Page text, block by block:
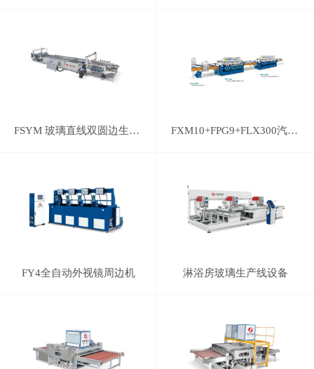
FSYM 玻璃直线双圆边生产线 FXM10+FPG9+FLX300汽车后视镜磨边线
FY4全自动外视镜周边机 淋浴房玻璃生产线设备